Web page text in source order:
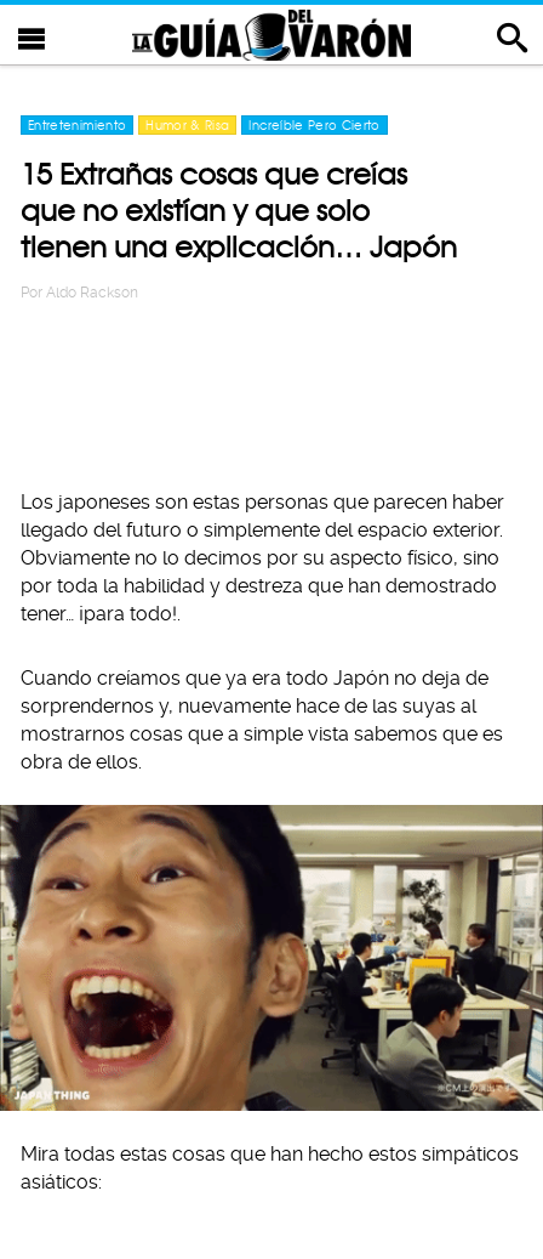
Entretenimiento Humor & Risa Increíble Pero Cierto
15 Extrañas cosas que creías
que no existían y que solo
tienen una explicación… Japón
Por Aldo Rackson
Los japoneses son estas personas que parecen haber
llegado del futuro o simplemente del espacio exterior.
Obviamente no lo decimos por su aspecto físico, sino
por toda la habilidad y destreza que han demostrado
tener… ¡para todo!.
Cuando creíamos que ya era todo Japón no deja de
sorprendernos y, nuevamente hace de las suyas al
mostrarnos cosas que a simple vista sabemos que es
obra de ellos.
Mira todas estas cosas que han hecho estos simpáticos
asiáticos: